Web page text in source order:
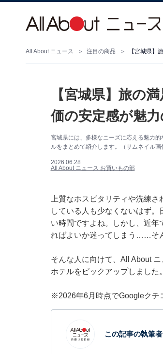
All About ニュース 注目の商品
【宮城県】旅の
価の安定感が魅
宮城県には、多様なニーズに応える魅力
ルをまとめて紹介します。（サムネイル
2026.06.28
All About ニュース お買いもの部
上質なホスピタリティや洗練
している人も少なくないはず
い時間ですよね。しかし、近
ればよいか迷ってしまう……そ
そんな人に向けて、All About
ホテルをピックアップしました。
※2026年6月時点でGoogleクチ
この記事の執筆者